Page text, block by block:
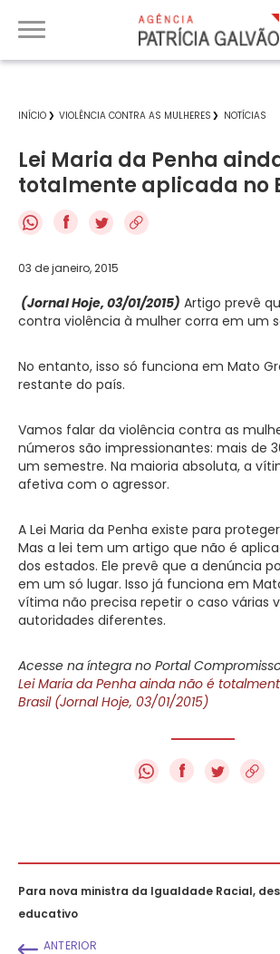
INÍCIO VIOLÊNCIA CONTRA AS MULHERES NOTÍCIAS
Lei Maria da Penha
totalmente aplicada no
f
03 de janeiro, 2015
(Jornal Hoje, 03/01/2015) Artigo prevê
contra violência à mulher corra em um
No entanto, isso só funciona em Mato
restante do país.
Vamos falar da violência contra as
números são impressionantes: mais de
um semestre. Na maioria absoluta, a
afetiva com o agressor.
A Lei Maria da Penha existe para
Mas a lei tem um artigo que não é
dos estados. Ele prevê que a denúncia
em um só lugar. Isso já funciona em
vítima não precisa repetir o caso várias
autoridades diferentes.
Acesse na íntegra no Portal
Lei Maria da Penha ainda não é
Brasil (Jornal Hoje, 03/01/2015)
f
Para nova ministra da Igualdade Racial,
educativo
ANTERIOR